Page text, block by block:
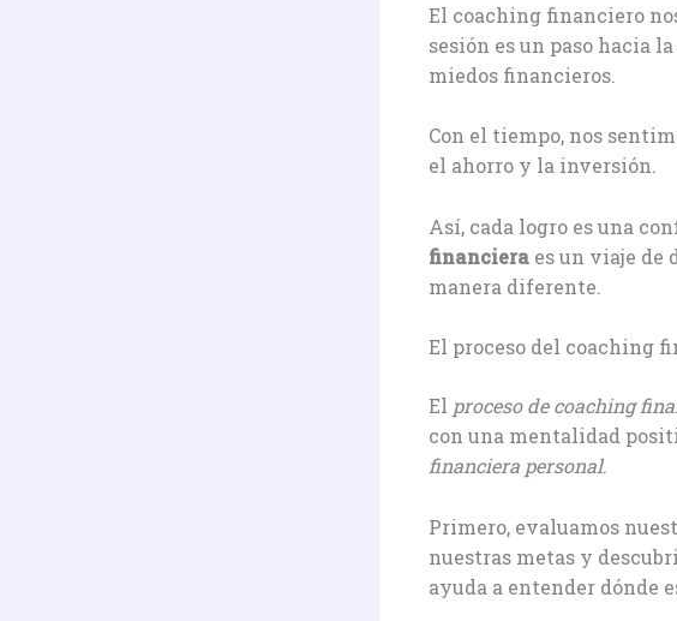
El coaching financiero
sesión es un paso hacia la
miedos financieros.
Con el tiempo, nos
el ahorro y la inversión.
Así, cada logro es una
financiera es un viaje de
manera diferente.
El proceso del coaching
El proceso de coaching
con una mentalidad
financiera personal.
Primero, evaluamos
nuestras metas y
ayuda a entender dónde